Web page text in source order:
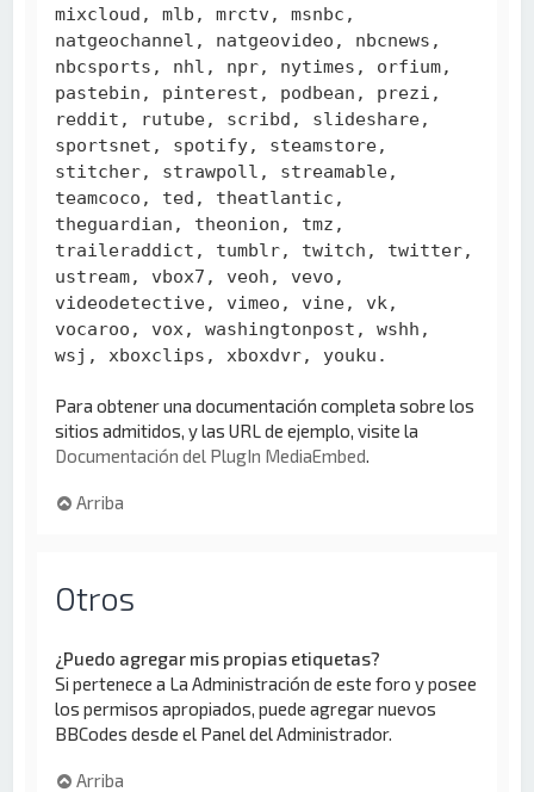
mixcloud, mlb, mrctv, msnbc,
natgeochannel, natgeovideo, nbcnews,
nbcsports, nhl, npr, nytimes, orfium,
pastebin, pinterest, podbean, prezi,
reddit, rutube, scribd, slideshare,
sportsnet, spotify, steamstore,
stitcher, strawpoll, streamable,
teamcoco, ted, theatlantic,
theguardian, theonion, tmz,
traileraddict, tumblr, twitch, twitter,
ustream, vbox7, veoh, vevo,
videodetective, vimeo, vine, vk,
vocaroo, vox, washingtonpost, wshh,
wsj, xboxclips, xboxdvr, youku.
Para obtener una documentación completa sobre los
sitios admitidos, y las URL de ejemplo, visite la
Documentación del PlugIn MediaEmbed.
Arriba
Otros
¿Puedo agregar mis propias etiquetas?
Si pertenece a La Administración de este foro y posee
los permisos apropiados, puede agregar nuevos
BBCodes desde el Panel del Administrador.
Arriba